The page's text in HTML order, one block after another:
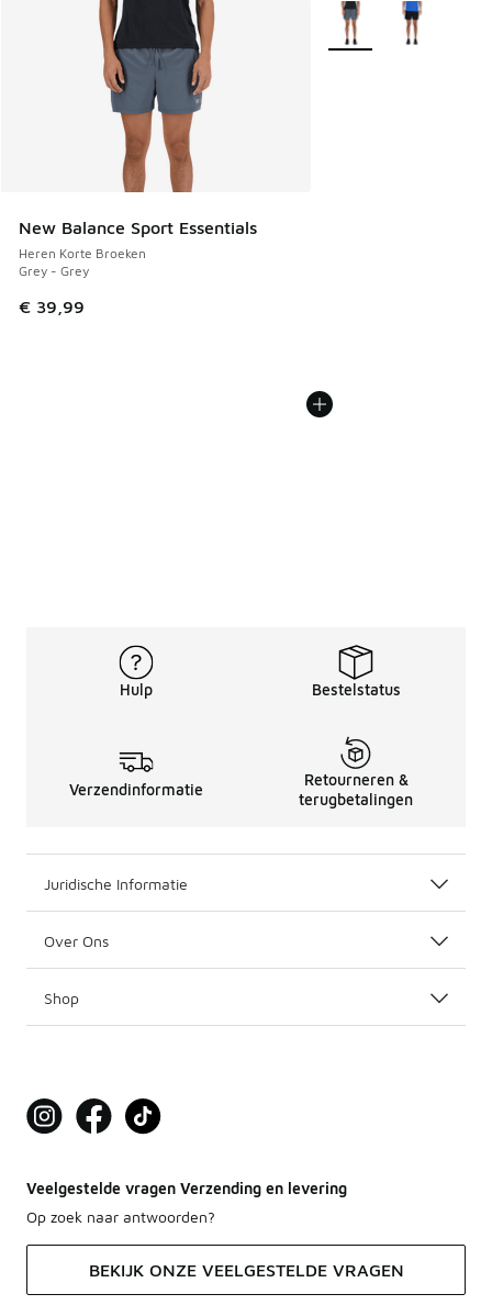
New Balance Sport Essentials
Heren Korte Broeken
Grey - Grey
€ 39,99
Meer kleuren
Hulp Bestelstatus
Verzendinformatie
Retourneren &
terugbetalingen
Juridische Informatie
Over Ons
Shop
Veelgestelde vragen Verzending en levering
Op zoek naar antwoorden?
BEKIJK ONZE VEELGESTELDE VRAGEN